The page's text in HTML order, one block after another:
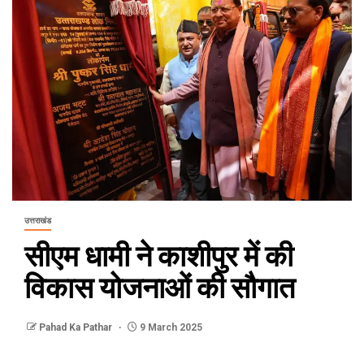
उत्तराखंड
सीएम धामी ने काशीपुर में की
विकास योजनाओं की सौगात
Pahad Ka Pathar 9 March 2025